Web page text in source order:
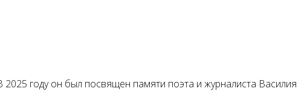
году он был посвящен памяти поэта и журналиста Василия